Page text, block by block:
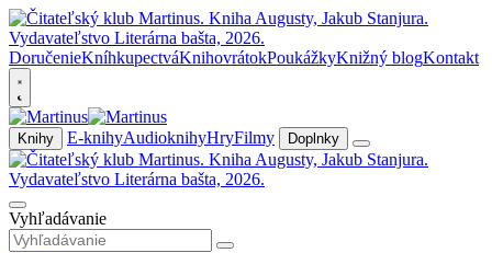
DoručenieKníhkupectváKnihovrátokPoukážkyKnižný blogKontakt
Knihy E-knihyAudioknihyHryFilmy Doplnky
Vyhľadávanie